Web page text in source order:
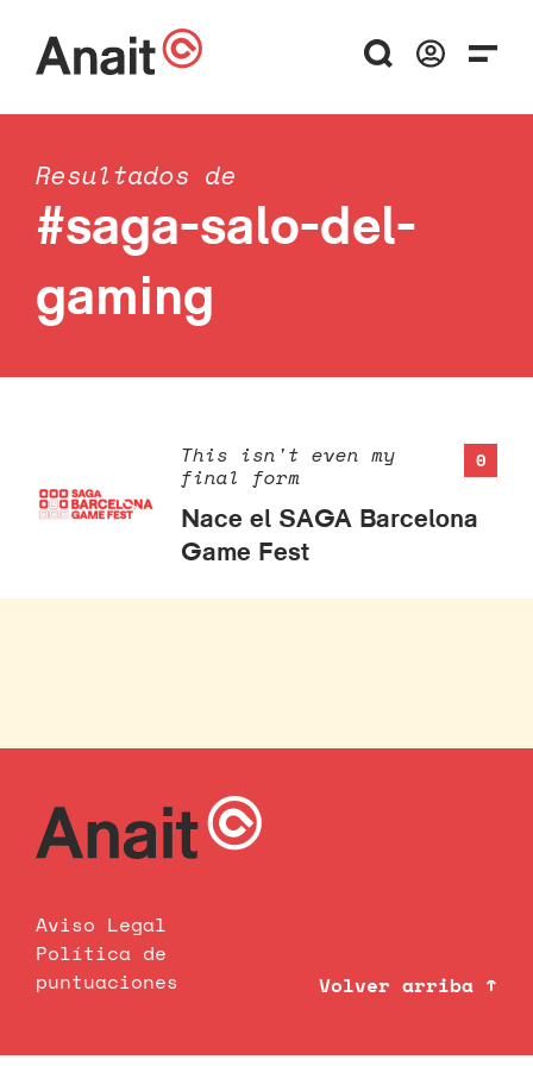
Resultados de
#saga-salo-del-
gaming
0
This isn't even my
final form
Nace el SAGA Barcelona
Game Fest
Aviso Legal
Política de
puntuaciones
Volver arriba ↑